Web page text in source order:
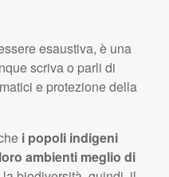
esaustiva, è una
scriva o parli di
e protezione della
i popoli indigeni
ambienti meglio di